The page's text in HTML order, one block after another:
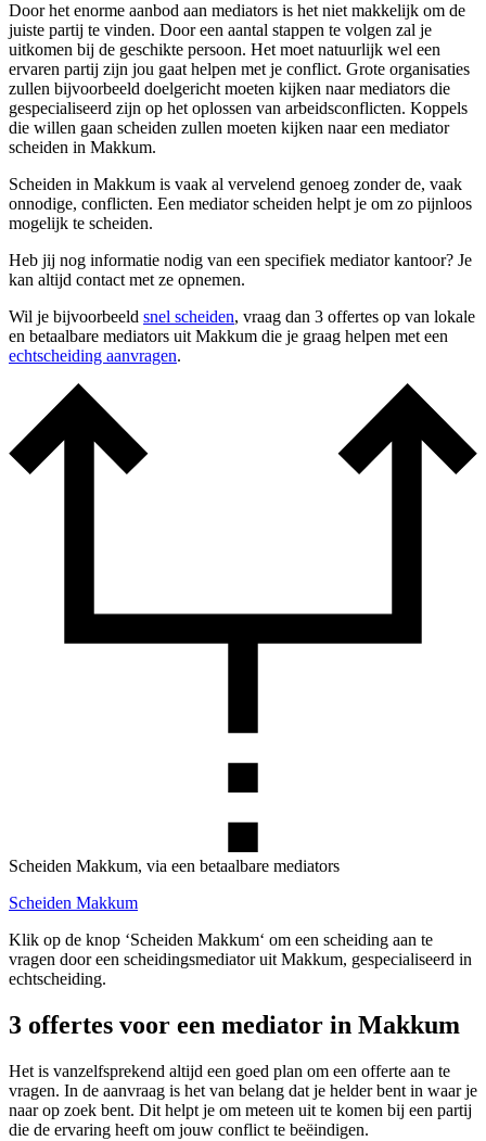
Door het enorme aanbod aan mediators is het niet makkelijk om de
juiste partij te vinden. Door een aantal stappen te volgen zal je
uitkomen bij de geschikte persoon. Het moet natuurlijk wel een
ervaren partij zijn jou gaat helpen met je conflict. Grote organisaties
zullen bijvoorbeeld doelgericht moeten kijken naar mediators die
gespecialiseerd zijn op het oplossen van arbeidsconflicten. Koppels
die willen gaan scheiden zullen moeten kijken naar een mediator
scheiden in Makkum.
Scheiden in Makkum is vaak al vervelend genoeg zonder de, vaak
onnodige, conflicten. Een mediator scheiden helpt je om zo pijnloos
mogelijk te scheiden.
Heb jij nog informatie nodig van een specifiek mediator kantoor? Je
kan altijd contact met ze opnemen.
Wil je bijvoorbeeld snel scheiden, vraag dan 3 offertes op van lokale
en betaalbare mediators uit Makkum die je graag helpen met een
echtscheiding aanvragen.
Scheiden Makkum, via een betaalbare mediators
Scheiden Makkum
Klik op de knop ‘Scheiden Makkum‘ om een scheiding aan te
vragen door een scheidingsmediator uit Makkum, gespecialiseerd in
echtscheiding.
3 offertes voor een mediator in Makkum
Het is vanzelfsprekend altijd een goed plan om een offerte aan te
vragen. In de aanvraag is het van belang dat je helder bent in waar je
naar op zoek bent. Dit helpt je om meteen uit te komen bij een partij
die de ervaring heeft om jouw conflict te beëindigen.